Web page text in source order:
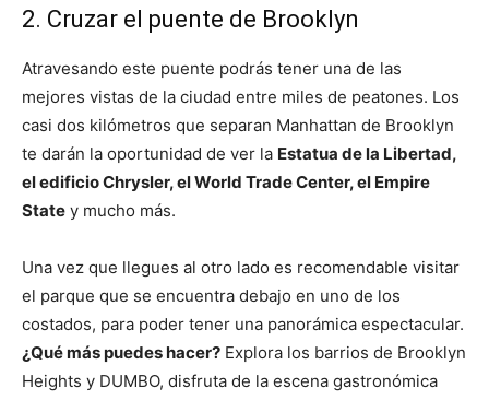
2. Cruzar el puente de Brooklyn
Atravesando este puente podrás tener una de las
mejores vistas de la ciudad entre miles de peatones. Los
casi dos kilómetros que separan Manhattan de Brooklyn
te darán la oportunidad de ver la Estatua de la Libertad,
el edificio Chrysler, el World Trade Center, el Empire
State y mucho más.
Una vez que llegues al otro lado es recomendable visitar
el parque que se encuentra debajo en uno de los
costados, para poder tener una panorámica espectacular.
¿Qué más puedes hacer? Explora los barrios de Brooklyn
Heights y DUMBO, disfruta de la escena gastronómica